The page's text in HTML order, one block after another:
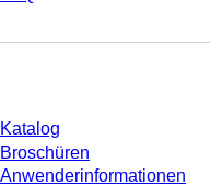
Katalog
Broschüren
Anwenderinformationen